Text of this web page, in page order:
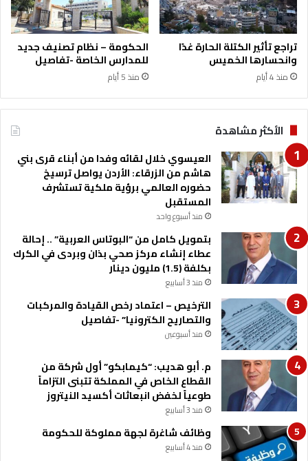
تراجع تأثير الكتلة الحارة غدًا
وانحسارها الخميس
منذ 4 أيام
الحكومة – نظام تصنيف جديد
للمدارس الخاصة -تفاصيل
منذ 5 أيام
الأكثر مشاهدة
العيسوي خلال لقائه وفدا من أبناء قرى بني
هاشم من الزرقاء: الأردن يواصل ترسيخ
حضوره العالمي برؤية ملكية تستشرف
المستقبل
منذ أسبوع واحد
بتمويل كامل من “البوتاس العربية” .. إحالة
عطاء إنشاء مركز صحي بذان وبردى في الكرك
بكلفة (1.5) مليون دينار
منذ 3 أسابيع
الترخيص – اعتماد رخص القيادة والمركبات
والتصاريح الكترونيا” -تفاصيل
منذ أسبوعين
م. أبو هديب: “كيمابكو” أول شركة من
القطاع الخاص في المملكة تتبنى التزاماً
طوعياً لخفض انبعاثات أكسيد النيتروز
منذ 3 أسابيع
وظائف شاغرة لجهة مملوكة للحكومة
منذ 4 أسابيع